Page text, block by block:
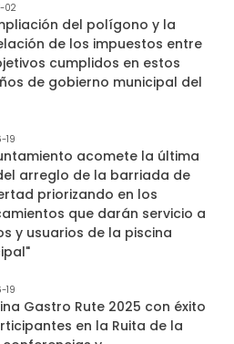
02
del polígono y la
de los impuestos entre
cumplidos en estos
de gobierno municipal del
19
acomete la última
arreglo de la barriada de
priorizando en los
que darán servicio a
y usuarios de la piscina
19
Gastro Rute 2025 con éxito
en la Ruita de la